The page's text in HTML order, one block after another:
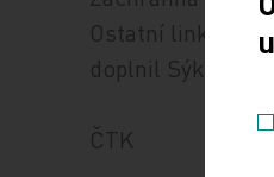
Ostatní linky
doplnil Sýkora.
ČTK